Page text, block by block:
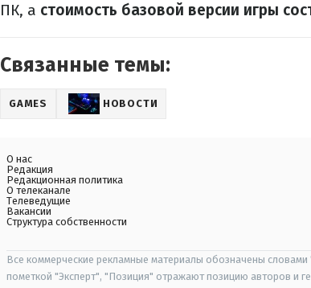
ПК, а стоимость базовой версии игры
Связанные темы:
GAMES НОВОСТИ
О нас
Редакция
Редакционная политика
О телеканале
Телеведущие
Вакансии
Структура собственности
Все коммерческие рекламные материалы обозначены
пометкой "Эксперт", "Позиция" отражают позицию авторов и